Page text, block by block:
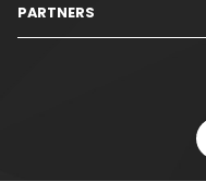
PARTNERS